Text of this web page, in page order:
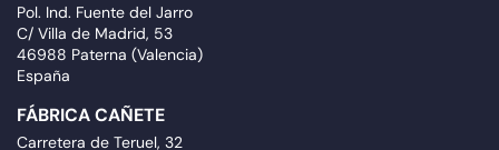
Pol. Ind. Fuente del Jarro
C/ Villa de Madrid, 53
46988 Paterna (Valencia)
España
FÁBRICA CAÑETE
Carretera de Teruel, 32